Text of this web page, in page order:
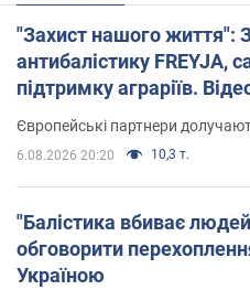
"Захист нашого життя":
антибалістику FREYJA,
підтримку аграріїв.
Європейські партнери
6.08.2026 20:20 10,3 т.
"Балістика вбиває
обговорити
Україною